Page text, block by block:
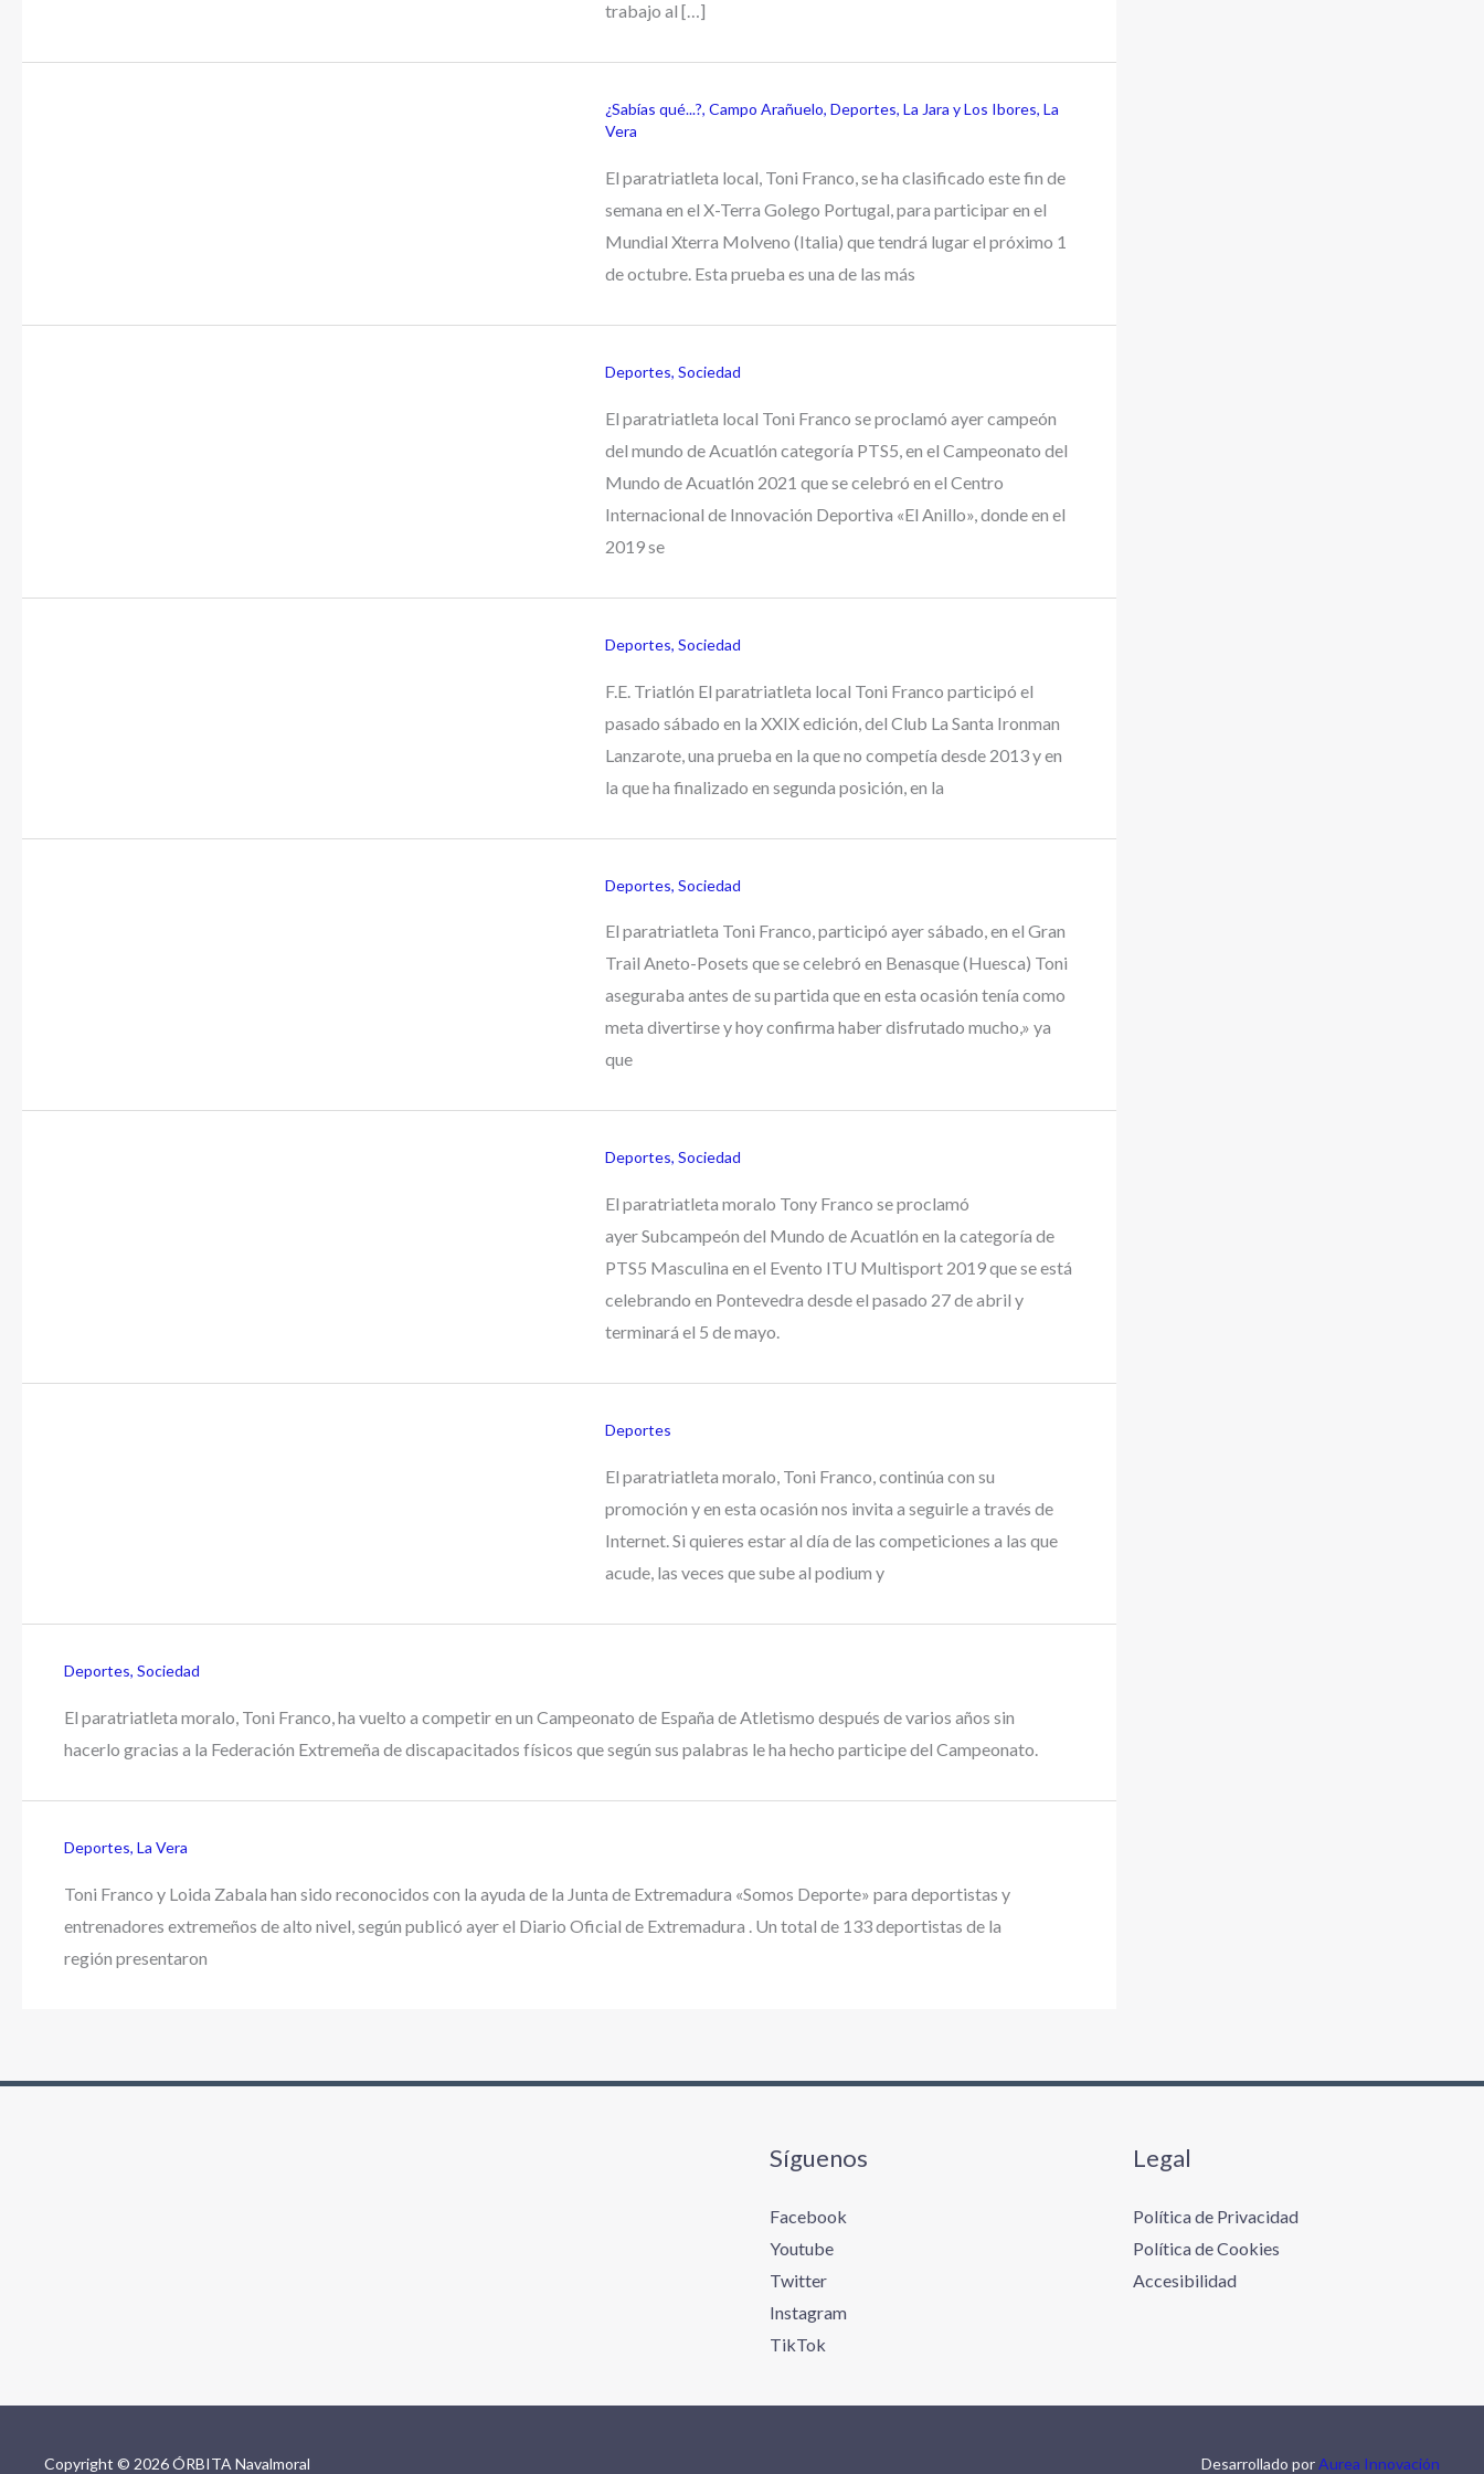
trabajo al […]
¿Sabías qué...?, Campo Arañuelo, Deportes, La Jara y Los Ibores, La
Vera
El paratriatleta local, Toni Franco, se ha clasificado este fin de
semana en el X-Terra Golego Portugal, para participar en el
Mundial Xterra Molveno (Italia) que tendrá lugar el próximo 1
de octubre. Esta prueba es una de las más
Deportes, Sociedad
El paratriatleta local Toni Franco se proclamó ayer campeón
del mundo de Acuatlón categoría PTS5, en el Campeonato del
Mundo de Acuatlón 2021 que se celebró en el Centro
Internacional de Innovación Deportiva «El Anillo», donde en el
2019 se
Deportes, Sociedad
F.E. Triatlón El paratriatleta local Toni Franco participó el
pasado sábado en la XXIX edición, del Club La Santa Ironman
Lanzarote, una prueba en la que no competía desde 2013 y en
la que ha finalizado en segunda posición, en la
Deportes, Sociedad
El paratriatleta Toni Franco, participó ayer sábado, en el Gran
Trail Aneto-Posets que se celebró en Benasque (Huesca) Toni
aseguraba antes de su partida que en esta ocasión tenía como
meta divertirse y hoy confirma haber disfrutado mucho,» ya
que
Deportes, Sociedad
El paratriatleta moralo Tony Franco se proclamó
ayer Subcampeón del Mundo de Acuatlón en la categoría de
PTS5 Masculina en el Evento ITU Multisport 2019 que se está
celebrando en Pontevedra desde el pasado 27 de abril y
terminará el 5 de mayo.
Deportes
El paratriatleta moralo, Toni Franco, continúa con su
promoción y en esta ocasión nos invita a seguirle a través de
Internet. Si quieres estar al día de las competiciones a las que
acude, las veces que sube al podium y
Deportes,Sociedad
El paratriatleta moralo, Toni Franco, ha vuelto a competir en un Campeonato de España de Atletismo después de varios años sin
hacerlo gracias a la Federación Extremeña de discapacitados físicos que según sus palabras le ha hecho participe del Campeonato.
Deportes,La Vera
Toni Franco y Loida Zabala han sido reconocidos con la ayuda de la Junta de Extremadura «Somos Deporte» para deportistas y
entrenadores extremeños de alto nivel, según publicó ayer el Diario Oficial de Extremadura . Un total de 133 deportistas de la
región presentaron
Síguenos
Facebook
Youtube
Twitter
Instagram
TikTok
Legal
Política de Privacidad
Política de Cookies
Accesibilidad
Copyright © 2026 ÓRBITA Navalmoral Desarrollado porAurea Innovación